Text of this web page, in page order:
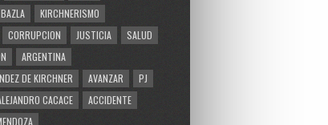
KIRCHNERISMO
CORRUPCION JUSTICIA
SALUD
ARGENTINA
DE KIRCHNER
AVANZAR
PJ
CACACE
ACCIDENTE